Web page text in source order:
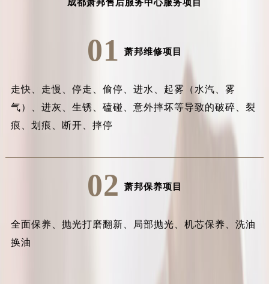
成都萧邦售后服务中心服务项目
01 萧邦维修项目
走快、走慢、停走、偷停、进水、起雾（水汽、雾
气）、进灰、生锈、磕碰、意外摔坏等导致的破碎、裂
痕、划痕、断开、摔停
02 萧邦保养项目
全面保养、抛光打磨翻新、局部抛光、机芯保养、洗油
换油